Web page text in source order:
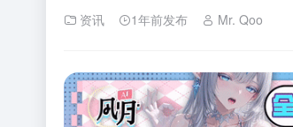
资讯 1年前发布 Mr. Qoo